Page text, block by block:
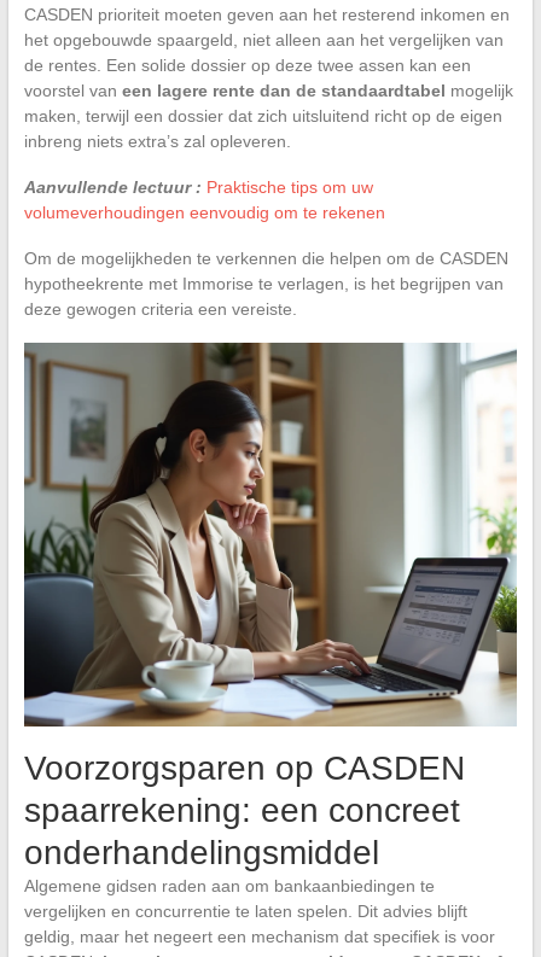
CASDEN prioriteit moeten geven aan het resterend inkomen en
het opgebouwde spaargeld, niet alleen aan het vergelijken van
de rentes. Een solide dossier op deze twee assen kan een
voorstel van een lagere rente dan de standaardtabel mogelijk
maken, terwijl een dossier dat zich uitsluitend richt op de eigen
inbreng niets extra’s zal opleveren.
Aanvullende lectuur : Praktische tips om uw
volumeverhoudingen eenvoudig om te rekenen
Om de mogelijkheden te verkennen die helpen om de CASDEN
hypotheekrente met Immorise te verlagen, is het begrijpen van
deze gewogen criteria een vereiste.
Voorzorgsparen op CASDEN
spaarrekening: een concreet
onderhandelingsmiddel
Algemene gidsen raden aan om bankaanbiedingen te
vergelijken en concurrentie te laten spelen. Dit advies blijft
geldig, maar het negeert een mechanism dat specifiek is voor